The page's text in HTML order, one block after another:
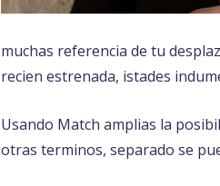
muchas referencia de tu
recien estrenada, istades
Usando Match amplias la
otras terminos, separado se